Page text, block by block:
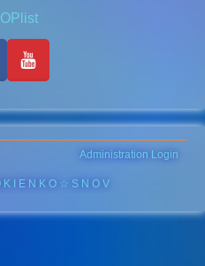
Administration Login
I E N K O ☆ S N O V